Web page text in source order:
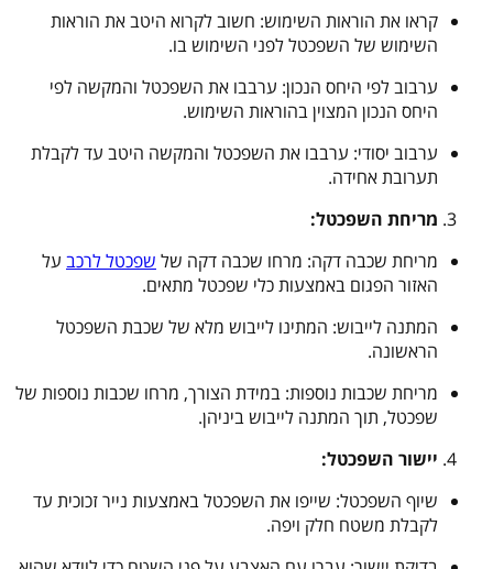
קראו את הוראות השימוש: חשוב לקרוא היטב את הוראות
השימוש של השפכטל לפני השימוש בו.
ערבוב לפי היחס הנכון: ערבבו את השפכטל והמקשה לפי
היחס הנכון המצוין בהוראות השימוש.
ערבוב יסודי: ערבבו את השפכטל והמקשה היטב עד לקבלת
תערובת אחידה.
מריחת השפכטל:
מריחת שכבה דקה: מרחו שכבה דקה של שפכטל לרכב על
האזור הפגום באמצעות כלי שפכטל מתאים.
המתנה לייבוש: המתינו לייבוש מלא של שכבת השפכטל
הראשונה.
מריחת שכבות נוספות: במידת הצורך, מרחו שכבות נוספות של
שפכטל, תוך המתנה לייבוש ביניהן.
יישור השפכטל:
שיוף השפכטל: שייפו את השפכטל באמצעות נייר זכוכית עד
לקבלת משטח חלק ויפה.